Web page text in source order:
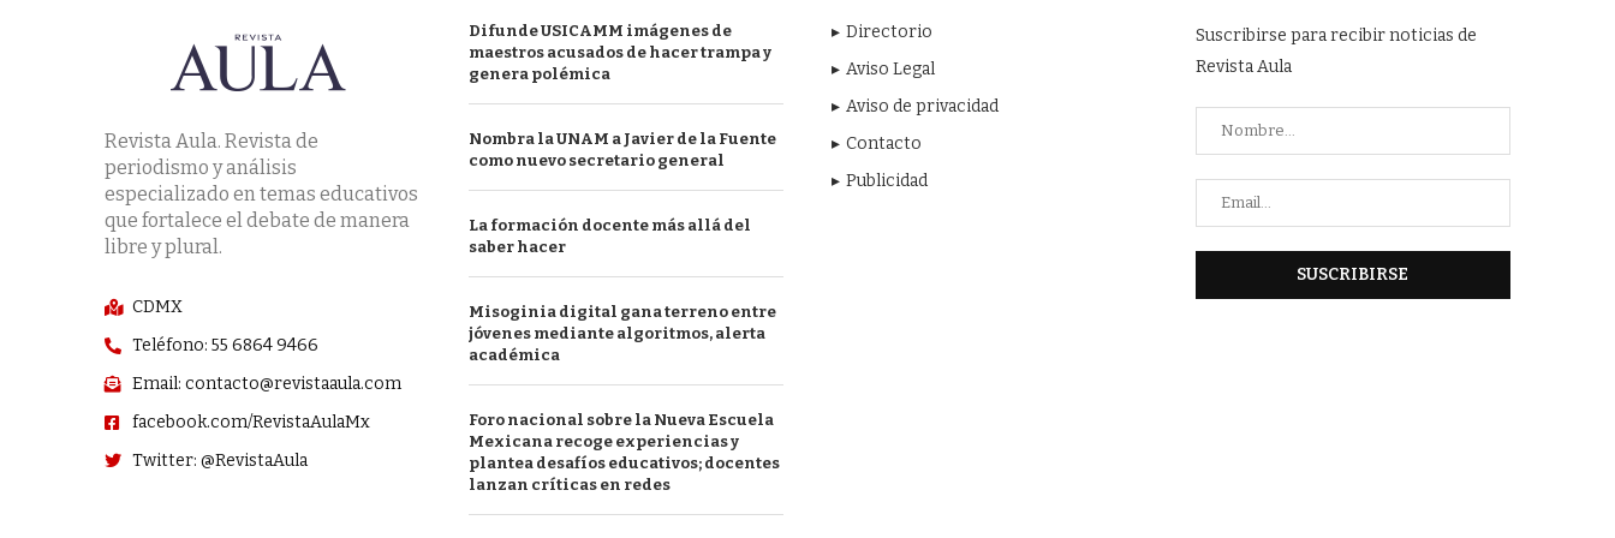
Revista Aula. Revista de
periodismo y análisis
especializado en temas educativos
que fortalece el debate de manera
libre y plural.
CDMX
Teléfono: 55 6864 9466
Email: contacto@revistaaula.com
facebook.com/RevistaAulaMx
Twitter: @RevistaAula
Difunde USICAMM imágenes de
maestros acusados de hacer trampa y
genera polémica
Nombra la UNAM a Javier de la Fuente
como nuevo secretario general
La formación docente más allá del
saber hacer
Misoginia digital gana terreno entre
jóvenes mediante algoritmos, alerta
académica
Foro nacional sobre la Nueva Escuela
Mexicana recoge experiencias y
plantea desafíos educativos; docentes
lanzan críticas en redes
Directorio
Aviso Legal
Aviso de privacidad
Contacto
Publicidad
Suscribirse para recibir noticias de
Revista Aula